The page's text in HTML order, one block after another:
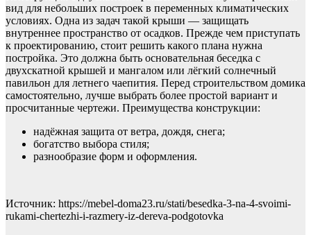
вид для небольших построек в переменных климатических
условиях. Одна из задач такой крыши — защищать
внутреннее пространство от осадков. Прежде чем приступать
к проектированию, стоит решить какого плана нужна
постройка. Это должна быть основательная беседка с
двухскатной крышей и мангалом или лёгкий солнечный
павильон для летнего чаепития. Перед строительством домика
самостоятельно, лучше выбрать более простой вариант и
просчитанные чертежи. Преимущества конструкции:
надёжная защита от ветра, дождя, снега;
богатство выбора стиля;
разнообразие форм и оформления.
Источник: https://mebel-doma23.ru/stati/besedka-3-na-4-svoimi-
rukami-chertezhi-i-razmery-iz-dereva-podgotovka